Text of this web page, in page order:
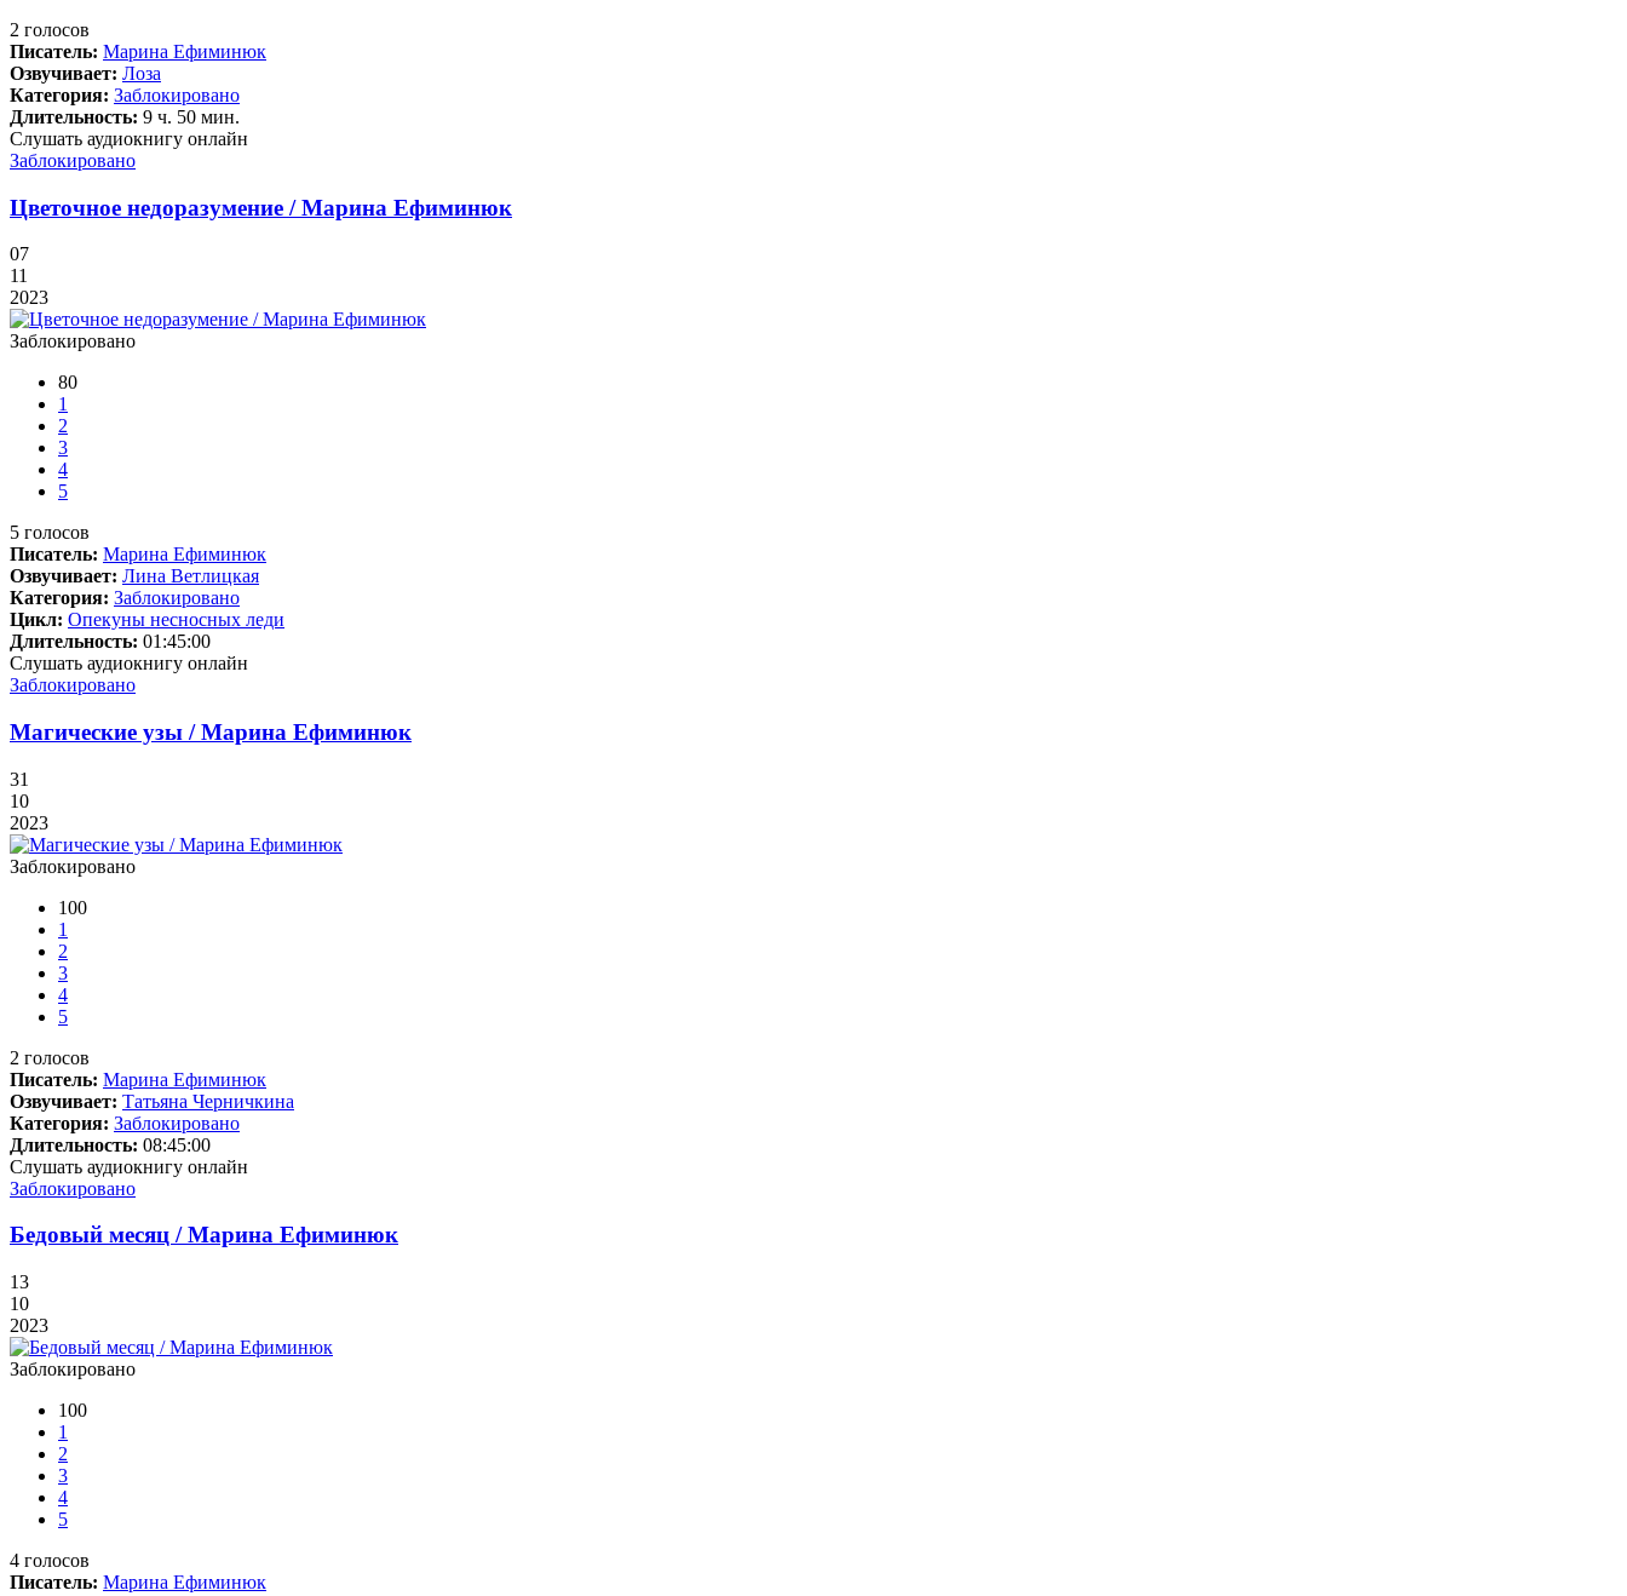
2 голосов
Писатель: Марина Ефиминюк
Озвучивает: Лоза
Категория: Заблокировано
Длительность: 9 ч. 50 мин.
Слушать аудиокнигу онлайн
Заблокировано
Цветочное недоразумение / Марина Ефиминюк
07
11
2023
Заблокировано
80
1
2
3
4
5
5 голосов
Писатель: Марина Ефиминюк
Озвучивает: Лина Ветлицкая
Категория: Заблокировано
Цикл: Опекуны несносных леди
Длительность: 01:45:00
Слушать аудиокнигу онлайн
Заблокировано
Магические узы / Марина Ефиминюк
31
10
2023
Заблокировано
100
1
2
3
4
5
2 голосов
Писатель: Марина Ефиминюк
Озвучивает: Татьяна Черничкина
Категория: Заблокировано
Длительность: 08:45:00
Слушать аудиокнигу онлайн
Заблокировано
Бедовый месяц / Марина Ефиминюк
13
10
2023
Заблокировано
100
1
2
3
4
5
4 голосов
Писатель: Марина Ефиминюк